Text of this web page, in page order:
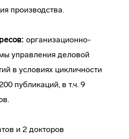
производства.
организационно-
управления деловой
в условиях цикличности
публикаций, в т.ч. 9
и 2 докторов